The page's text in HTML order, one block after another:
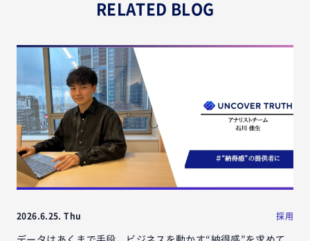
RELATED BLOG
2026.6.25. Thu 採用